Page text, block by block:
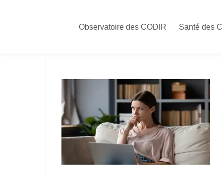
Observatoire des CODIR Santé des